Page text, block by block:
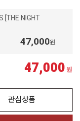
[THE NIGHT
47,000원
47,000 원
관심상품